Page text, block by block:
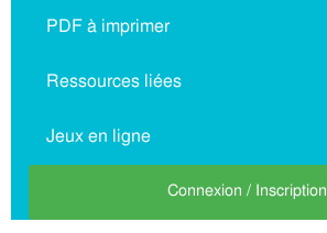
PDF à imprimer
Ressources liées
Jeux en ligne
Connexion / Inscription